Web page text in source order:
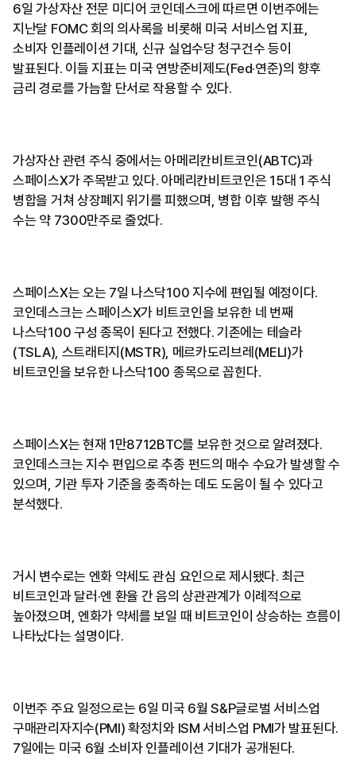
6일 가상자산 전문 미디어 코인데스크에 따르면 이번주에는
지난달 FOMC 회의 의사록을 비롯해 미국 서비스업 지표,
소비자 인플레이션 기대, 신규 실업수당 청구건수 등이
발표된다. 이들 지표는 미국 연방준비제도(Fed·연준)의 향후
금리 경로를 가늠할 단서로 작용할 수 있다.
가상자산 관련 주식 중에서는 아메리칸비트코인(ABTC)과
스페이스X가 주목받고 있다. 아메리칸비트코인은 15대 1 주식
병합을 거쳐 상장폐지 위기를 피했으며, 병합 이후 발행 주식
수는 약 7300만주로 줄었다.
스페이스X는 오는 7일 나스닥100 지수에 편입될 예정이다.
코인데스크는 스페이스X가 비트코인을 보유한 네 번째
나스닥100 구성 종목이 된다고 전했다. 기존에는 테슬라
(TSLA), 스트래티지(MSTR), 메르카도리브레(MELI)가
비트코인을 보유한 나스닥100 종목으로 꼽힌다.
스페이스X는 현재 1만8712BTC를 보유한 것으로 알려졌다.
코인데스크는 지수 편입으로 추종 펀드의 매수 수요가 발생할 수
있으며, 기관 투자 기준을 충족하는 데도 도움이 될 수 있다고
분석했다.
거시 변수로는 엔화 약세도 관심 요인으로 제시됐다. 최근
비트코인과 달러·엔 환율 간 음의 상관관계가 이례적으로
높아졌으며, 엔화가 약세를 보일 때 비트코인이 상승하는 흐름이
나타났다는 설명이다.
이번주 주요 일정으로는 6일 미국 6월 S&P글로벌 서비스업
구매관리자지수(PMI) 확정치와 ISM 서비스업 PMI가 발표된다.
7일에는 미국 6월 소비자 인플레이션 기대가 공개된다.